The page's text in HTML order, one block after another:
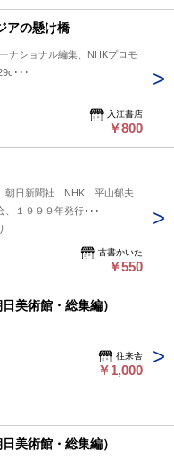
アの懸け橋
ナショナル編集、NHKプロモ
･･･
入江書店
￥800
朝日新聞社 NHK 平山郁夫
１９９９年発行･･･
古書かいた
￥550
美術館・総集編）
往来舎
￥1,000
美術館・総集編）